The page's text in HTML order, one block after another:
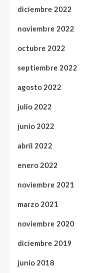
diciembre 2022
noviembre 2022
octubre 2022
septiembre 2022
agosto 2022
julio 2022
junio 2022
abril 2022
enero 2022
noviembre 2021
marzo 2021
noviembre 2020
diciembre 2019
junio 2018